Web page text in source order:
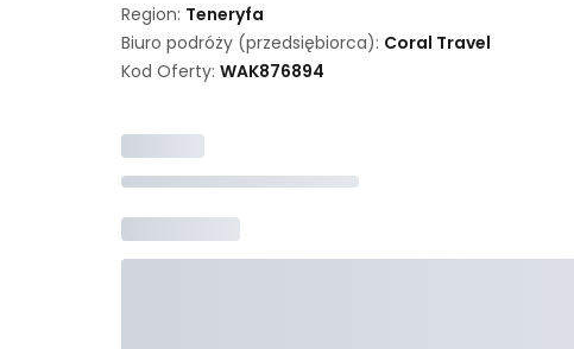
Region: Teneryfa
Biuro podróży (przedsiębiorca): Coral Travel
Kod Oferty: WAK876894